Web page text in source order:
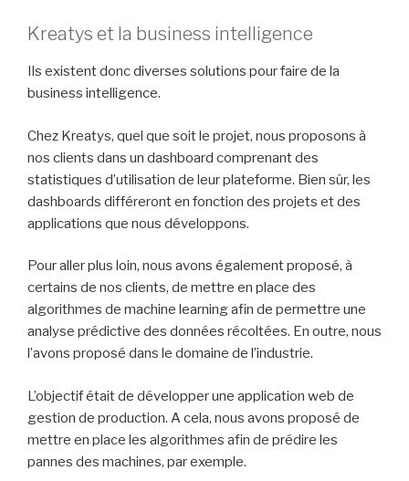
Kreatys et la business intelligence
Ils existent donc diverses solutions pour faire de la
business intelligence.
Chez Kreatys, quel que soit le projet, nous proposons à
nos clients dans un dashboard comprenant des
statistiques d’utilisation de leur plateforme. Bien sûr, les
dashboards différeront en fonction des projets et des
applications que nous développons.
Pour aller plus loin, nous avons également proposé, à
certains de nos clients, de mettre en place des
algorithmes de machine learning afin de permettre une
analyse prédictive des données récoltées. En outre, nous
l’avons proposé dans le domaine de l’industrie.
L’objectif était de développer une application web de
gestion de production. A cela, nous avons proposé de
mettre en place les algorithmes afin de prédire les
pannes des machines, par exemple.